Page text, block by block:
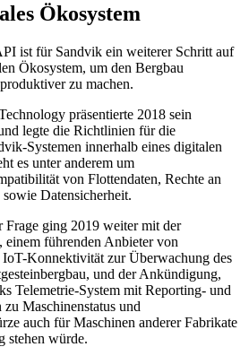
Ökosystem
ist für Sandvik ein weiterer Schritt auf
Ökosystem, um den Bergbau
zu machen.
präsentierte 2018 sein
legte die Richtlinien für die
Systemen innerhalb eines digitalen
es unter anderem um
von Flottendaten, Rechte an
Datensicherheit.
Frage ging 2019 weiter mit der
führenden Anbieter von
Konnektivität zur Überwachung des
und der Ankündigung,
Telemetrie-System mit Reporting- und
Maschinenstatus und
auch für Maschinen anderer Fabrikate
stehen würde.